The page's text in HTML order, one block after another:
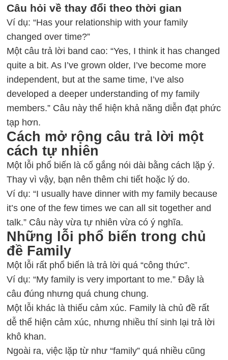
Câu hỏi về thay đổi theo thời gian
Ví dụ: “Has your relationship with your family
changed over time?”
Một câu trả lời band cao: “Yes, I think it has changed
quite a bit. As I’ve grown older, I’ve become more
independent, but at the same time, I’ve also
developed a deeper understanding of my family
members.” Câu này thể hiện khả năng diễn đạt phức
tạp hơn.
Cách mở rộng câu trả lời một
cách tự nhiên
Một lỗi phổ biến là cố gắng nói dài bằng cách lặp ý.
Thay vì vậy, bạn nên thêm chi tiết hoặc lý do.
Ví dụ: “I usually have dinner with my family because
it’s one of the few times we can all sit together and
talk.” Câu này vừa tự nhiên vừa có ý nghĩa.
Những lỗi phổ biến trong chủ
đề Family
Một lỗi rất phổ biến là trả lời quá “công thức”.
Ví dụ: “My family is very important to me.” Đây là
câu đúng nhưng quá chung chung.
Một lỗi khác là thiếu cảm xúc. Family là chủ đề rất
dễ thể hiện cảm xúc, nhưng nhiều thí sinh lại trả lời
khô khan.
Ngoài ra, việc lặp từ như “family” quá nhiều cũng